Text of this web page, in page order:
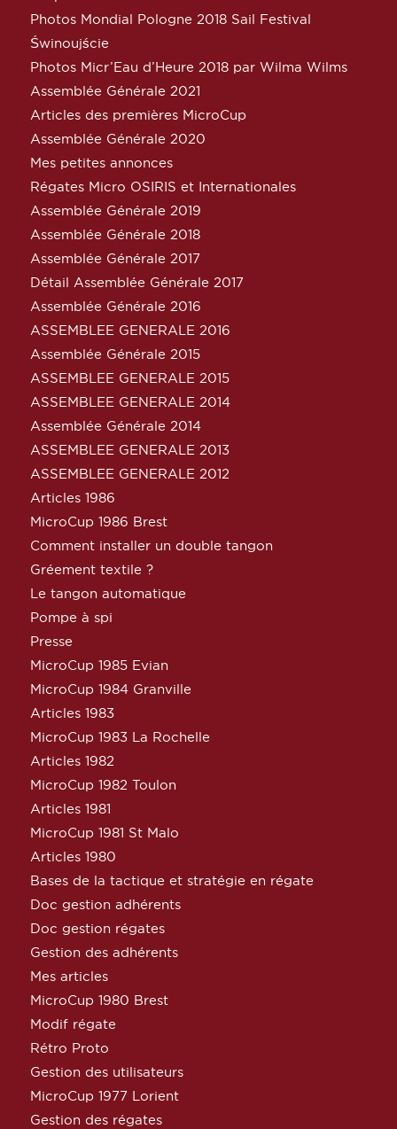
Photos Mondial Pologne 2018 Sail Festival
Świnoujście
Photos Micr’Eau d’Heure 2018 par Wilma Wilms
Assemblée Générale 2021
Articles des premières MicroCup
Assemblée Générale 2020
Mes petites annonces
Régates Micro OSIRIS et Internationales
Assemblée Générale 2019
Assemblée Générale 2018
Assemblée Générale 2017
Détail Assemblée Générale 2017
Assemblée Générale 2016
ASSEMBLEE GENERALE 2016
Assemblée Générale 2015
ASSEMBLEE GENERALE 2015
ASSEMBLEE GENERALE 2014
Assemblée Générale 2014
ASSEMBLEE GENERALE 2013
ASSEMBLEE GENERALE 2012
Articles 1986
MicroCup 1986 Brest
Comment installer un double tangon
Gréement textile ?
Le tangon automatique
Pompe à spi
Presse
MicroCup 1985 Evian
MicroCup 1984 Granville
Articles 1983
MicroCup 1983 La Rochelle
Articles 1982
MicroCup 1982 Toulon
Articles 1981
MicroCup 1981 St Malo
Articles 1980
Bases de la tactique et stratégie en régate
Doc gestion adhérents
Doc gestion régates
Gestion des adhérents
Mes articles
MicroCup 1980 Brest
Modif régate
Rétro Proto
Gestion des utilisateurs
MicroCup 1977 Lorient
Gestion des régates